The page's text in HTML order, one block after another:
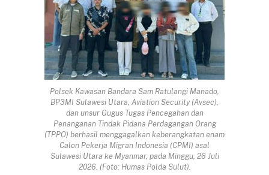
Polsek Kawasan Bandara Sam Ratulangi Manado,
BP3MI Sulawesi Utara, Aviation Security (Avsec),
dan unsur Gugus Tugas Pencegahan dan
Penanganan Tindak Pidana Perdagangan Orang
(TPPO) berhasil menggagalkan keberangkatan enam
Calon Pekerja Migran Indonesia (CPMI) asal
Sulawesi Utara ke Myanmar, pada Minggu, 26 Juli
2026. (Foto: Humas Polda Sulut).